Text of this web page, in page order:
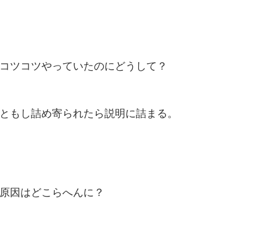
コツコツやっていたのにどうして？
ともし詰め寄られたら説明に詰まる。
原因はどこらへんに？